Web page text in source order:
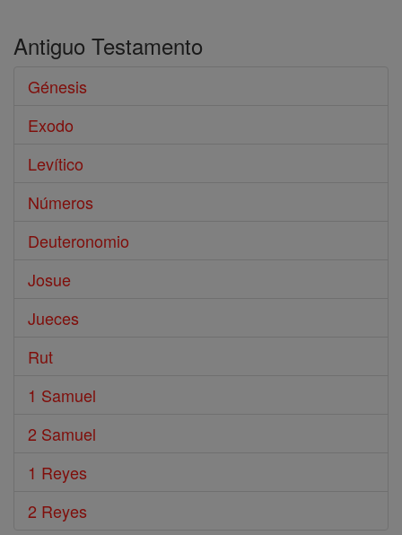
Antiguo Testamento
Génesis
Exodo
Levítico
Números
Deuteronomio
Josue
Jueces
Rut
1 Samuel
2 Samuel
1 Reyes
2 Reyes